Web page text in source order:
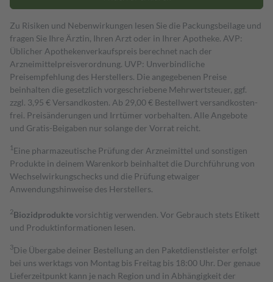
Zu Risiken und Nebenwirkungen lesen Sie die Packungsbeilage und
fragen Sie Ihre Ärztin, Ihren Arzt oder in Ihrer Apotheke. AVP:
Üblicher Apothekenverkaufspreis berechnet nach der
Arzneimittelpreisverordnung. UVP: Unverbindliche
Preisempfehlung des Herstellers. Die angegebenen Preise
beinhalten die gesetzlich vorgeschriebene Mehrwertsteuer, ggf.
zzgl. 3,95 € Versandkosten. Ab 29,00 € Bestell­wert versand­kosten­
frei. Preisänderungen und Irrtümer vorbehalten. Alle Angebote
und Gratis-Beigaben nur solange der Vorrat reicht.
1 Eine pharmazeutische Prüfung der Arzneimittel und sonstigen
Produkte in deinem Warenkorb beinhaltet die Durchführung von
Wechselwirkungschecks und die Prüfung etwaiger
Anwendungshinweise des Herstellers.
2Biozidproduktevorsichtig verwenden. Vor Gebrauch stets Etikett
und Produktinformationen lesen.
3Die Übergabe deiner Bestellung an den Paketdienstleister erfolgt
bei uns werktags von Montag bis Freitag bis 18:00 Uhr. Der genaue
Lieferzeitpunkt kann je nach Region und in Abhängigkeit der